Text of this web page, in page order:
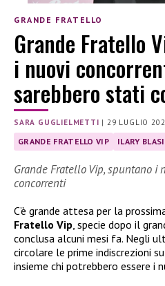
GRANDE FRATELLO
Grande Fratello
i nuovi
sarebbero stati
SARA GUGLIELMETTI |29 LUGLIO
GRANDE FRATELLO VIP ILARY BLASI
Grande Fratello Vip, spuntano
concorrenti
C’è grande attesa per la
Fratello Vip, specie dopo il
conclusa alcuni mesi fa. Negli
circolare le prime indiscrezioni
insieme chi potrebbero essere i